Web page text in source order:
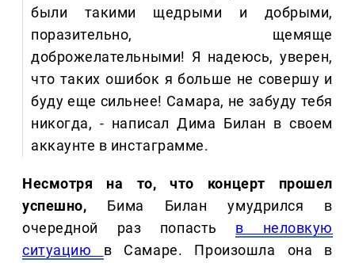
были такими щедрыми и добрыми,
поразительно, щемяще
доброжелательными! Я надеюсь, уверен,
что таких ошибок я больше не совершу и
буду еще сильнее! Самара, не забуду тебя
никогда, - написал Дима Билан в своем
аккаунте в инстаграмме.
Несмотря на то, что концерт прошел
успешно, Бима Билан умудрился в
очередной раз попасть в неловкую
ситуацию в Самаре. Произошла она в